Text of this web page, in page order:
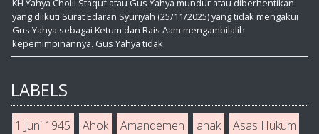
KH Yahya Cholil Staquf atau Gus Yahya mundur atau diberhentikan
yang diikuti Surat Edaran Syuriyah (25/11/2025) yang tidak mengakui
Gus Yahya sebagai Ketum dan Rais Aam mengambilalih
kepemimpinannya. Gus Yahya tidak
LABELS
1 Juni 1945 Ahok Amandemen anak
Asas Hukum